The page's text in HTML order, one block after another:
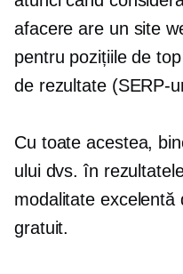
afacere are un site
pentru pozițiile de top
de rezultate (SERP-
Cu toate acestea,
ului dvs. în
modalitate
gratuit.